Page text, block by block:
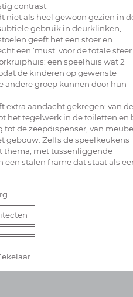
contrast.
niet als heel gewoon gezien in
gebruik in deurklinken,
geeft het een stoer en
een ‘must’ voor de totale sfeer.
een speelhuis wat 2
de kinderen op gewenste
andere groep kunnen door hun
extra aandacht gekregen: van de
het tegelwerk in de toiletten en
tot de zeepdispenser, van
gebouw. Zelfs de speelkeukens
thema, met tussenliggende
een stalen frame dat staat als